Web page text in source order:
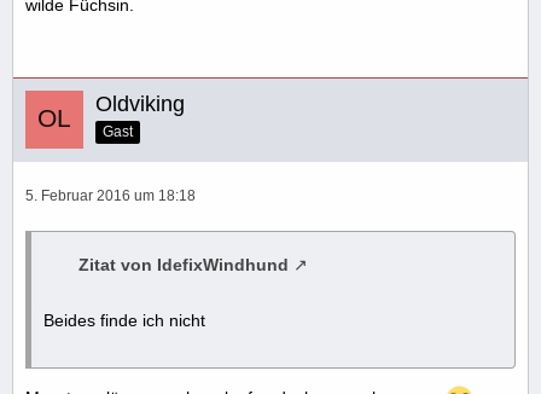
wilde Füchsin.
Oldviking
Gast
5. Februar 2016 um 18:18
Zitat von IdefixWindhund
Beides finde ich nicht